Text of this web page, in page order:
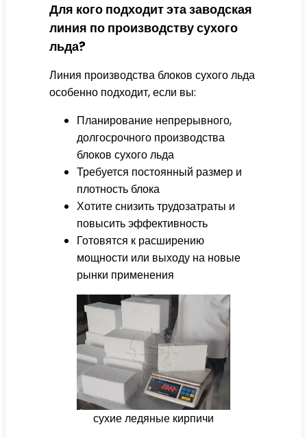
Для кого подходит эта заводская
линия по производству сухого
льда?
Линия производства блоков сухого льда
особенно подходит, если вы:
Планирование непрерывного,
долгосрочного производства
блоков сухого льда
Требуется постоянный размер и
плотность блока
Хотите снизить трудозатраты и
повысить эффективность
Готовятся к расширению
мощности или выходу на новые
рынки применения
сухие ледяные кирпичи